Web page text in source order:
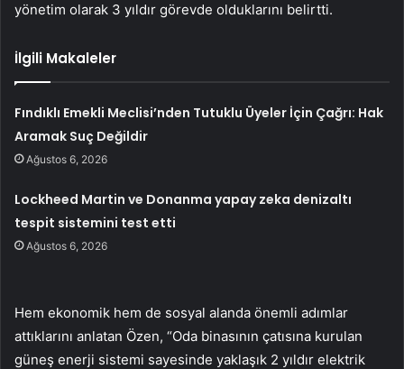
yönetim olarak 3 yıldır görevde olduklarını belirtti.
İlgili Makaleler
Fındıklı Emekli Meclisi’nden Tutuklu Üyeler İçin Çağrı: Hak
Aramak Suç Değildir
Ağustos 6, 2026
Lockheed Martin ve Donanma yapay zeka denizaltı
tespit sistemini test etti
Ağustos 6, 2026
Hem ekonomik hem de sosyal alanda önemli adımlar
attıklarını anlatan Özen, “Oda binasının çatısına kurulan
güneş enerji sistemi sayesinde yaklaşık 2 yıldır elektrik